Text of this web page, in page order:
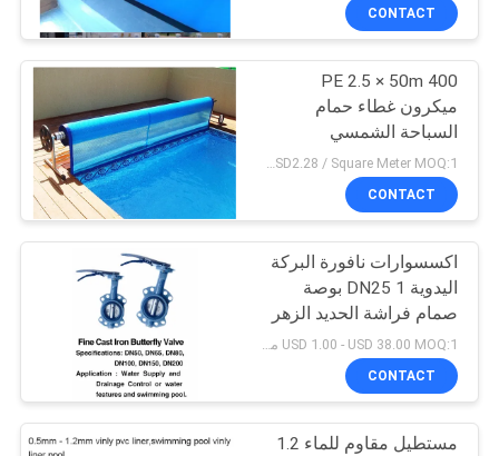
PRIVACY
POLICYمشروع النافورة
الموسيقية
18
الفولاذ المقاوم للصدأ
شلال جيت
20
CONTACT
PE 2.5 × 50m 400
ميكرون غطاء حمام
السباحة الشمسي
CONTACT
اكسسوارات نافورة البركة
اليدوية DN25 1 بوصة
صمام فراشة الحديد الزهر
CONTACT
مستطيل مقاوم للماء 1.2